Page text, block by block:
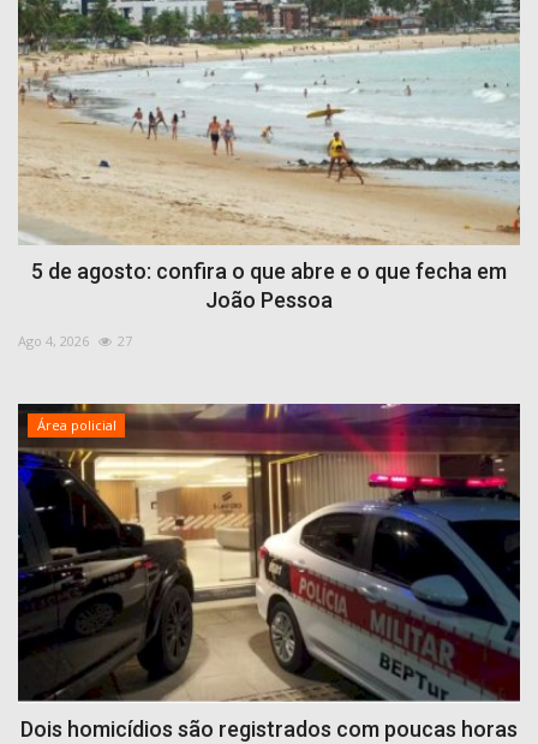
5 de agosto: confira o que abre e o que fecha em
João Pessoa
Ago 4, 2026 27
Área policial
Dois homicídios são registrados com poucas horas